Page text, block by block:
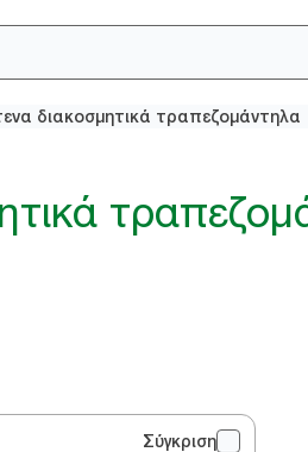
διακοσμητικά τραπεζομάντηλα
Σύγκριση